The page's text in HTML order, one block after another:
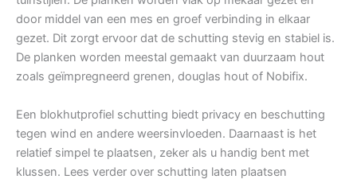
door middel van een mes en groef verbinding in elkaar
gezet. Dit zorgt ervoor dat de schutting stevig en stabiel is.
De planken worden meestal gemaakt van duurzaam hout
zoals geïmpregneerd grenen, douglas hout of Nobifix.
Een blokhutprofiel schutting biedt privacy en beschutting
tegen wind en andere weersinvloeden. Daarnaast is het
relatief simpel te plaatsen, zeker als u handig bent met
klussen. Lees verder over schutting laten plaatsen